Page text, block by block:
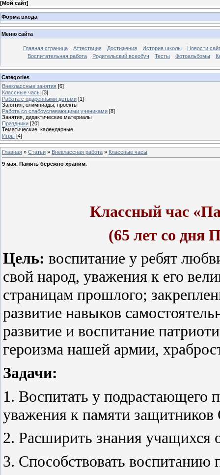
[Мой сайт]
Форма входа
Меню сайта
Главная страница Аттестация Достижения История школы
Новости
Воспитательная работа
Родительский всеобуч Тесты Фотоальбомы
Categories
Внеклассные занятия [6]
Классные часы [3]
Работа с одаренными детьми [1]
Занятия, олимпиады, проекты
Работа со слабоуспевающими учениками [8]
Занятия, дидактические материалы
Праздники [20]
Тематические, календарные
Игры [4]
Главная » Статьи » Внеклассная работа » Классные часы
9 мая. Память бережно храним.
Классный час
(65 лет со дня
Цель: воспитание у ребят
свой народ, уважения к его
страницам прошлого;
развитие навыков
развитие и воспитание
героизма нашей армии,
Задачи:
1. Воспитать у подрастающего
уважения к памяти
2. Расширить знания учащихся
3. Способствовать воспитанию